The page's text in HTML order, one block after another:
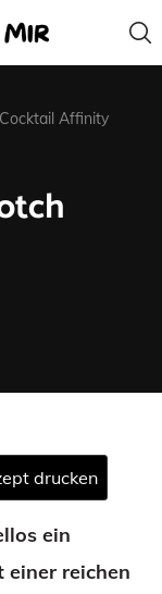
Cocktail Affinity
drucken
ein
einer reichen